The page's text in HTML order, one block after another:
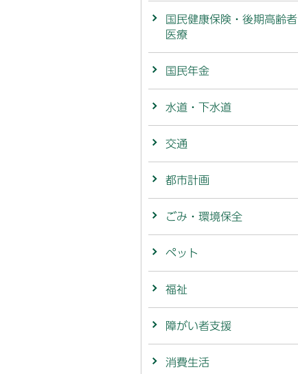
国民健康保険・後期高齢者
医療
国民年金
水道・下水道
交通
都市計画
ごみ・環境保全
ペット
福祉
障がい者支援
消費生活